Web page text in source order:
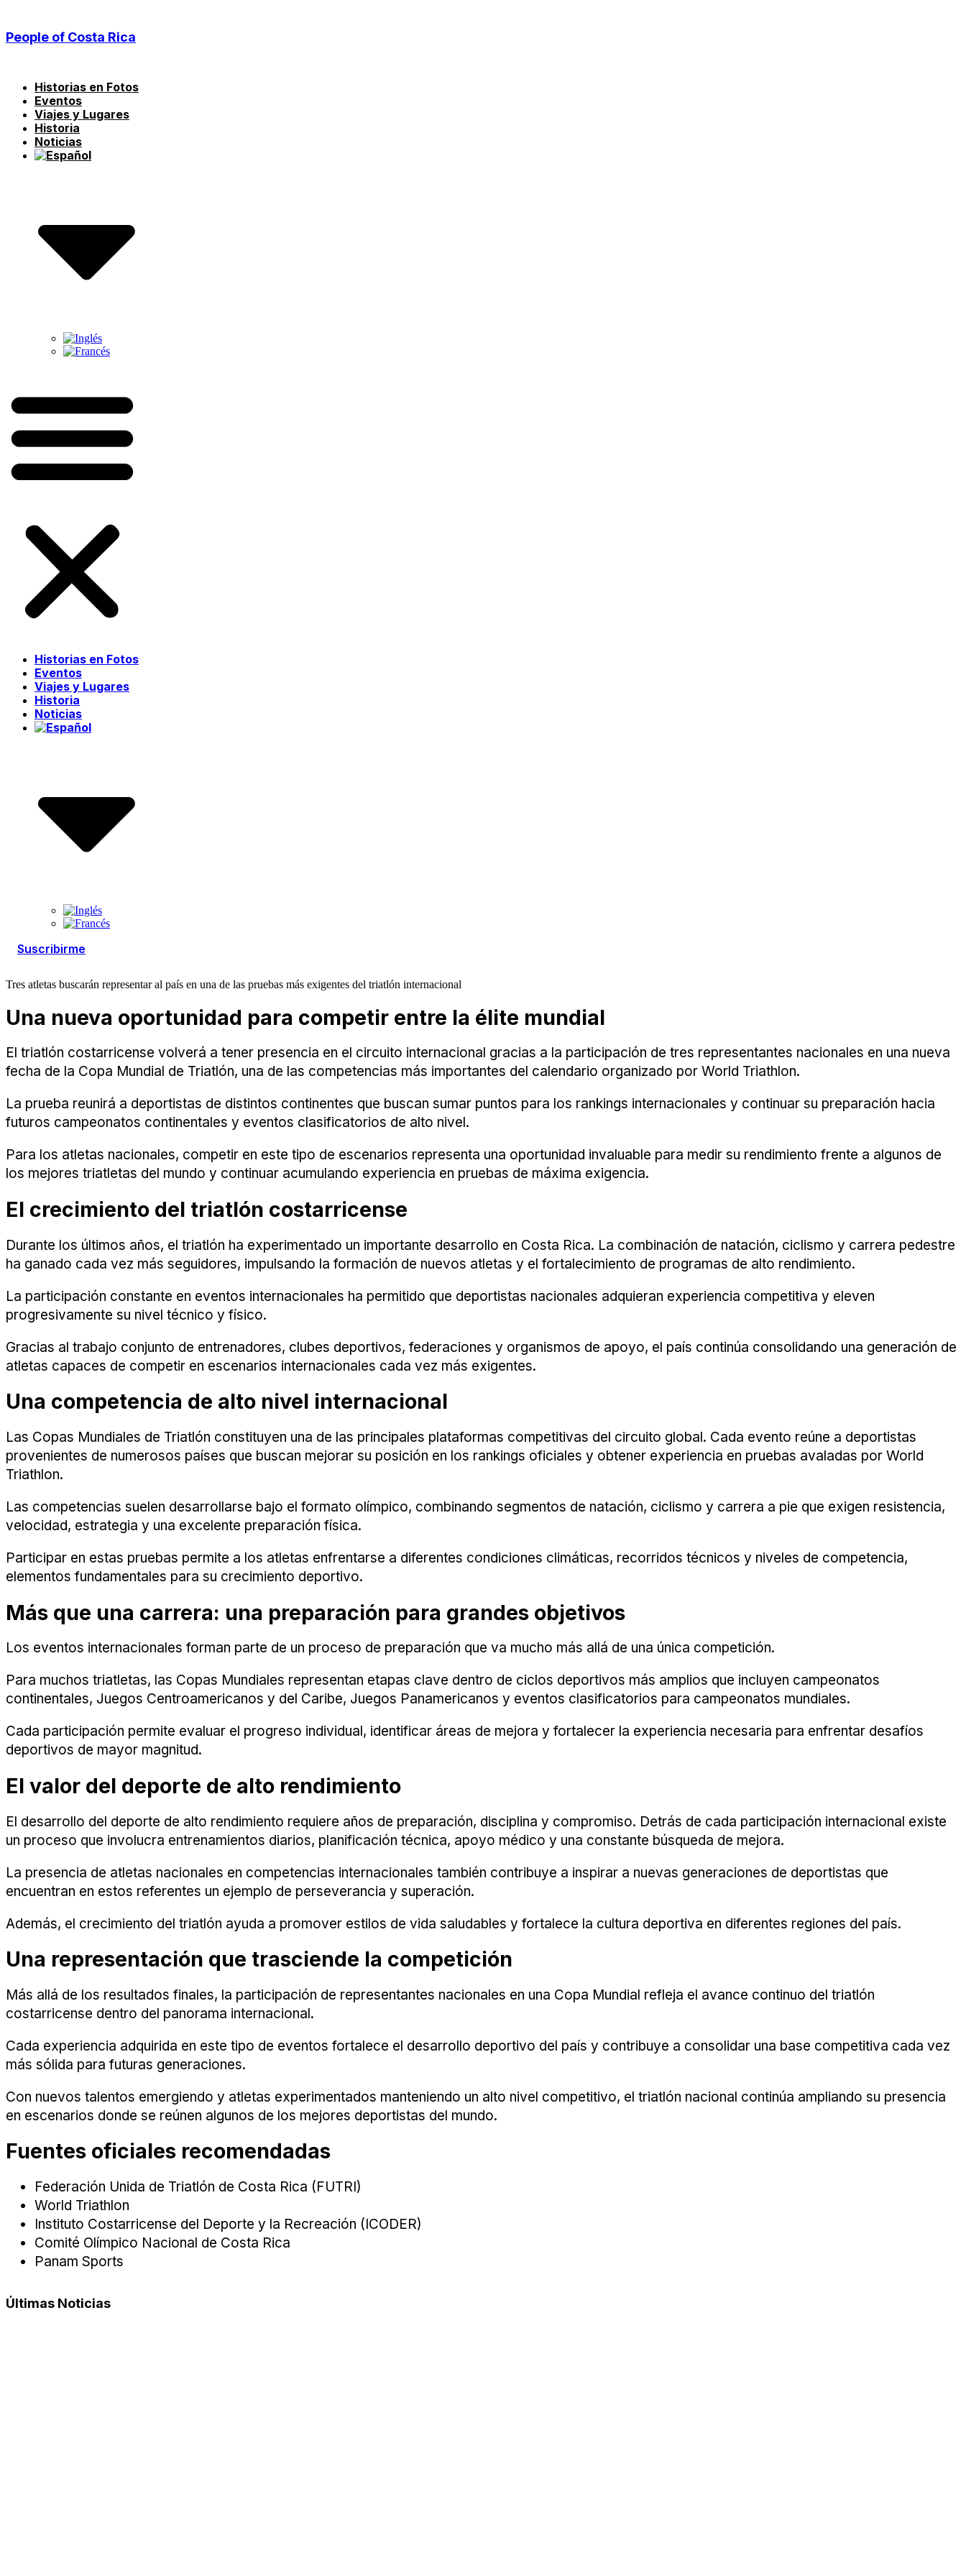
contenido
People of Costa Rica
Historias en Fotos
Eventos
Viajes y Lugares
Historia
Noticias
Historias en Fotos
Eventos
Viajes y Lugares
Historia
Noticias
Suscribirme
Tres atletas buscarán representar al país en una de las pruebas más exigentes del triatlón internacional
Una nueva oportunidad para competir entre la élite mundial
El triatlón costarricense volverá a tener presencia en el circuito internacional gracias a la participación de tres representantes nacionales en una nueva
fecha de la Copa Mundial de Triatlón, una de las competencias más importantes del calendario organizado por World Triathlon.
La prueba reunirá a deportistas de distintos continentes que buscan sumar puntos para los rankings internacionales y continuar su preparación hacia
futuros campeonatos continentales y eventos clasificatorios de alto nivel.
Para los atletas nacionales, competir en este tipo de escenarios representa una oportunidad invaluable para medir su rendimiento frente a algunos de
los mejores triatletas del mundo y continuar acumulando experiencia en pruebas de máxima exigencia.
El crecimiento del triatlón costarricense
Durante los últimos años, el triatlón ha experimentado un importante desarrollo en Costa Rica. La combinación de natación, ciclismo y carrera pedestre
ha ganado cada vez más seguidores, impulsando la formación de nuevos atletas y el fortalecimiento de programas de alto rendimiento.
La participación constante en eventos internacionales ha permitido que deportistas nacionales adquieran experiencia competitiva y eleven
progresivamente su nivel técnico y físico.
Gracias al trabajo conjunto de entrenadores, clubes deportivos, federaciones y organismos de apoyo, el país continúa consolidando una generación de
atletas capaces de competir en escenarios internacionales cada vez más exigentes.
Una competencia de alto nivel internacional
Las Copas Mundiales de Triatlón constituyen una de las principales plataformas competitivas del circuito global. Cada evento reúne a deportistas
provenientes de numerosos países que buscan mejorar su posición en los rankings oficiales y obtener experiencia en pruebas avaladas por World
Triathlon.
Las competencias suelen desarrollarse bajo el formato olímpico, combinando segmentos de natación, ciclismo y carrera a pie que exigen resistencia,
velocidad, estrategia y una excelente preparación física.
Participar en estas pruebas permite a los atletas enfrentarse a diferentes condiciones climáticas, recorridos técnicos y niveles de competencia,
elementos fundamentales para su crecimiento deportivo.
Más que una carrera: una preparación para grandes objetivos
Los eventos internacionales forman parte de un proceso de preparación que va mucho más allá de una única competición.
Para muchos triatletas, las Copas Mundiales representan etapas clave dentro de ciclos deportivos más amplios que incluyen campeonatos
continentales, Juegos Centroamericanos y del Caribe, Juegos Panamericanos y eventos clasificatorios para campeonatos mundiales.
Cada participación permite evaluar el progreso individual, identificar áreas de mejora y fortalecer la experiencia necesaria para enfrentar desafíos
deportivos de mayor magnitud.
El valor del deporte de alto rendimiento
El desarrollo del deporte de alto rendimiento requiere años de preparación, disciplina y compromiso. Detrás de cada participación internacional existe
un proceso que involucra entrenamientos diarios, planificación técnica, apoyo médico y una constante búsqueda de mejora.
La presencia de atletas nacionales en competencias internacionales también contribuye a inspirar a nuevas generaciones de deportistas que
encuentran en estos referentes un ejemplo de perseverancia y superación.
Además, el crecimiento del triatlón ayuda a promover estilos de vida saludables y fortalece la cultura deportiva en diferentes regiones del país.
Una representación que trasciende la competición
Más allá de los resultados finales, la participación de representantes nacionales en una Copa Mundial refleja el avance continuo del triatlón
costarricense dentro del panorama internacional.
Cada experiencia adquirida en este tipo de eventos fortalece el desarrollo deportivo del país y contribuye a consolidar una base competitiva cada vez
más sólida para futuras generaciones.
Con nuevos talentos emergiendo y atletas experimentados manteniendo un alto nivel competitivo, el triatlón nacional continúa ampliando su presencia
en escenarios donde se reúnen algunos de los mejores deportistas del mundo.
Fuentes oficiales recomendadas
Federación Unida de Triatlón de Costa Rica (FUTRI)
World Triathlon
Instituto Costarricense del Deporte y la Recreación (ICODER)
Comité Olímpico Nacional de Costa Rica
Panam Sports
Últimas Noticias